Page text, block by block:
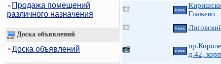
Продажа помещений
различного назначения
Доска объявлений
Доска объявлений
4 ккв.
Глажево
4 ккв.
4 ккв.
д.42,